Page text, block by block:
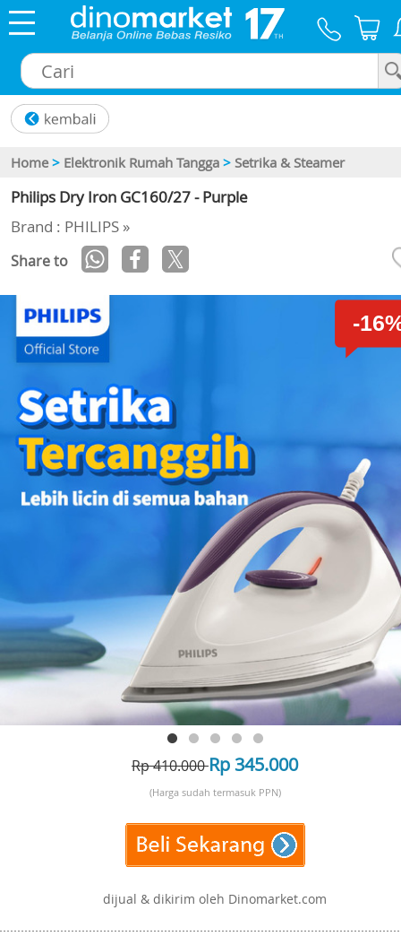
Home > Elektronik Rumah Tangga > Setrika & Steamer
Philips Dry Iron GC160/27 - Purple
Brand : PHILIPS »
Share to
-
Rp 410.000Rp 345.000
(Harga sudah termasuk PPN)
dijual & dikirim oleh Dinomarket.com